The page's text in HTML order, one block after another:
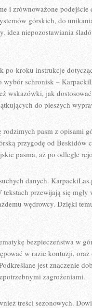
i zrównoważone
górskich, do
idea niepozostawiania
po-kroku instrukcje
wybór schronisk –
wskazówki, jak
do pieszych
pasm z opisami
przygodę od Beskidów
pasma, aż po odległe
danych.
przewijają się
wędrowcy. Dzięki
bezpieczeństwa w
w razie kontuzji, oraz
jest znaczenie
zagrożeniami.
treści sezonowych.